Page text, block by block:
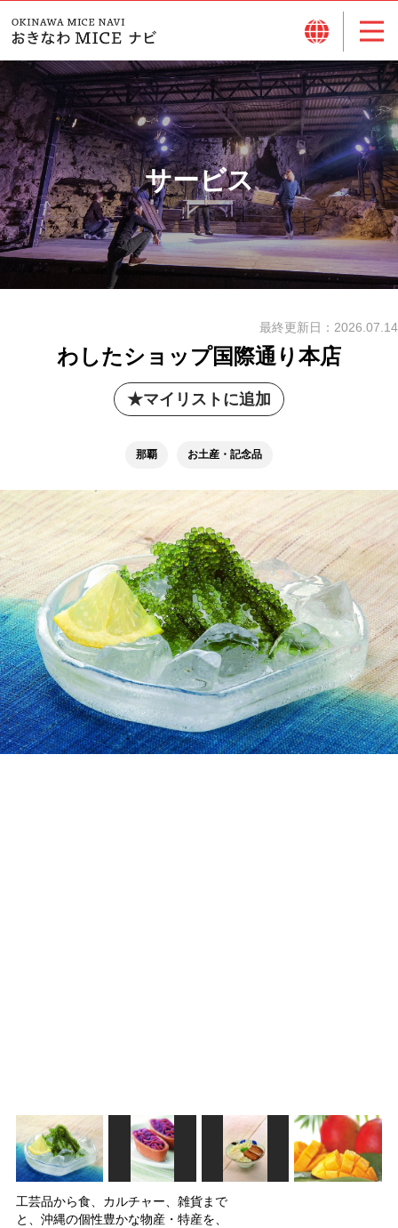
サービス
最終更新日： 2026.07.14
わしたショップ国際通り本店
マイリストに追加
那覇 お土産・記念品
工芸品から食、カルチャー、雑貨まで
と、沖縄の個性豊かな物産・特産を、